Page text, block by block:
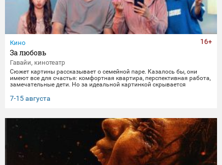
Кино
За любовь
Гавайи, кинотеатр
Сюжет картины рассказывает о семейной паре. Казалось бы, они
имеют все для счастья: комфортная квартира, перспективная работа,
замечательные дети. Но за идеальной картинкой скрывается
жизнью, убегая от рутины и последствий быта. Однажды пара
получает бутылку с волшебным напитком. Теперь их жизнь — это
7-15 августа
16+